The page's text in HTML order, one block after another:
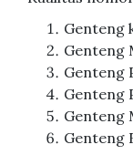
Genteng
Genteng
Genteng
Genteng
Genteng
Genteng